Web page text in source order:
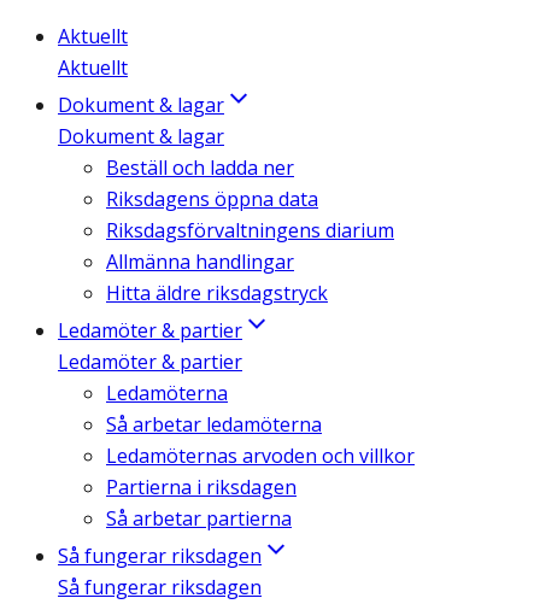
Aktuellt
Aktuellt
Dokument & lagar
Dokument & lagar
Beställ och ladda ner
Riksdagens öppna data
Riksdagsförvaltningens diarium
Allmänna handlingar
Hitta äldre riksdagstryck
Ledamöter & partier
Ledamöter & partier
Ledamöterna
Så arbetar ledamöterna
Ledamöternas arvoden och villkor
Partierna i riksdagen
Så arbetar partierna
Så fungerar riksdagen
Så fungerar riksdagen